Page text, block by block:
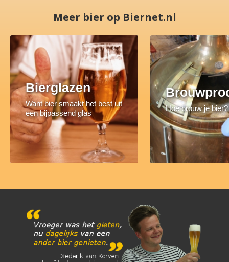
Meer bier op Biernet.nl
Bierglazen
Want bier smaakt het best uit
een bijpassend glas
Hoe brouw je bier?